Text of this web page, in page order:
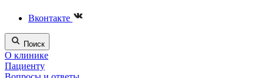
Вконтакте
Поиск
О клинике
Пациенту